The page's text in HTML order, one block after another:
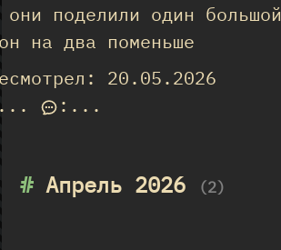
они поделили один большой
на два поменьше
20.05.2026
: ...
#Апрель 2026 (2)